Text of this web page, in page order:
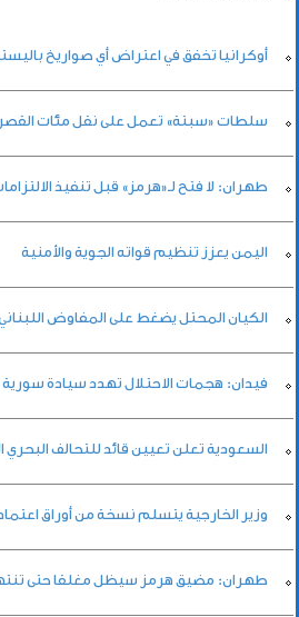
أوكرانيا تخفق في اعتراض أي صواريخ
سلطات «سبتة» تعمل على نقل مئات القصر
طهران: لا فتح لـ«هرمز» قبل تنفيذ
اليمن يعزز تنظيم قواته الجوية والأمنية
الكيان المحتل يضغط على المفاوض
فيدان: هجمات الاحتلال تهدد سيادة سورية
السعودية تعلن تعيين قائد للتحالف
وزير الخارجية يتسلم نسخة من أوراق اعتماد
طهران: مضيق هرمز سيظل مغلقا حتى